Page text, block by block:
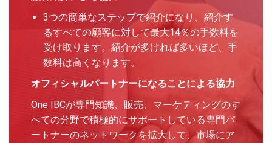
3つの簡単なステップで紹介になり、紹介す
るすべての顧客に対して最大14％の手数料を
受け取ります。紹介が多ければ多いほど、手
数料は高くなります。
オフィシャルパートナーになることによる協力
One IBCが専門知識、販売、マーケティングのす
べての分野で積極的にサポートしている専門パ
ートナーのネットワークを拡大して、市場にア